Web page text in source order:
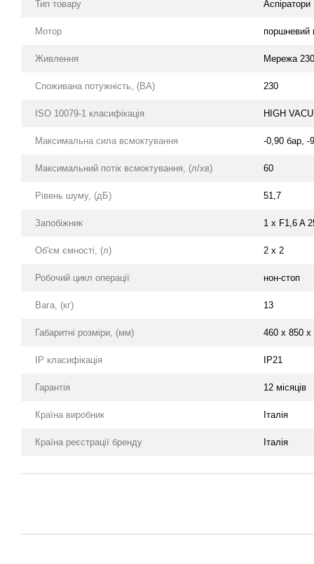
Тип товару Аспіратори
Мотор поршневий
Живлення Мережа
Споживана потужність, (ВА) 230
ISO 10079-1 класифікація HIGH
Максимальна сила всмоктування -0,90 бар, -
Максимальний потік всмоктування, (л/хв) 60
Рівень шуму, (дБ) 51,7
Запобіжник 1 х F1,6 A
Об'єм ємності, (л) 2 х 2
Робочий цикл операції нон-стоп
Вага, (кг) 13
Габаритні розміри, (мм) 460 x 850 x
IP класифікація IP21
Гарантія 12 місяців
Країна виробник Італія
Країна реєстрації бренду Італія